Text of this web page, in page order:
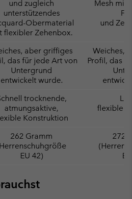
und zugleich
unterstützendes
Obermaterial
flexibler Zehenbox.
Mesh mit
und
aber griffiges
das für jede Art von
Untergrund
entwickelt wurde.
Weiches,
Profil, das
trocknende,
atmungsaktive,
Konstruktion
flexible
262 Gramm
EU 42)
272